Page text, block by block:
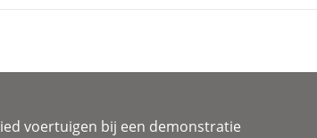
voertuigen bij een demonstratie